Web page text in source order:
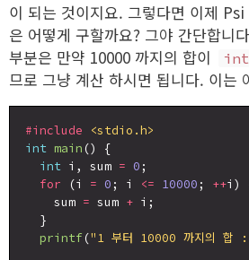
이 되는 것이지요. 그렇다면 이제
은 어떻게 구할까요? 그야 간단합니
부분은 만약 10000 까지의 합이
int
므로 그냥 계산 하시면 됩니다. 이는
#include
<stdio.h>
int main () {
int i, sum = 0 ;
for (i = 0 ; i <= 10000 ; ++i)
    sum
= sum + i;
  }
printf ("1 부터 10000 까지의 합